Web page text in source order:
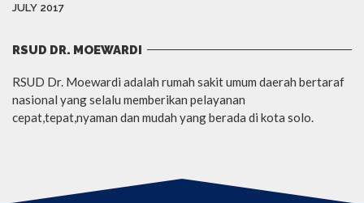
JULY 2017
RSUD DR. MOEWARDI
RSUD Dr. Moewardi adalah rumah sakit umum daerah bertaraf
nasional yang selalu memberikan pelayanan
cepat,tepat,nyaman dan mudah yang berada di kota solo.